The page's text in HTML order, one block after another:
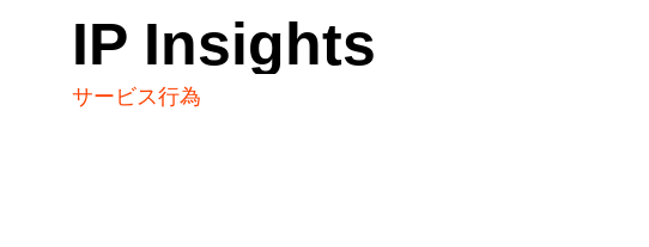
IP Insights
サービス行為